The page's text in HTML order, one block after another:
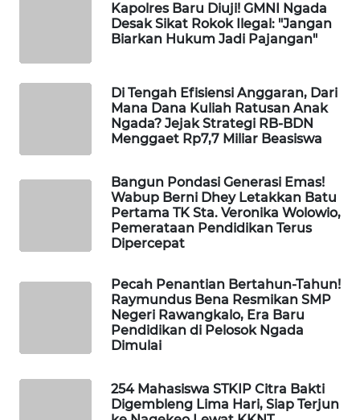
Kapolres Baru Diuji! GMNI Ngada
Desak Sikat Rokok Ilegal: "Jangan
Biarkan Hukum Jadi Pajangan"
Di Tengah Efisiensi Anggaran, Dari
Mana Dana Kuliah Ratusan Anak
Ngada? Jejak Strategi RB-BDN
Menggaet Rp7,7 Miliar Beasiswa
Bangun Pondasi Generasi Emas!
Wabup Berni Dhey Letakkan Batu
Pertama TK Sta. Veronika Wolowio,
Pemerataan Pendidikan Terus
Dipercepat
Pecah Penantian Bertahun-Tahun!
Raymundus Bena Resmikan SMP
Negeri Rawangkalo, Era Baru
Pendidikan di Pelosok Ngada
Dimulai
254 Mahasiswa STKIP Citra Bakti
Digembleng Lima Hari, Siap Terjun
DESA
WAHANA
KONSUMEN